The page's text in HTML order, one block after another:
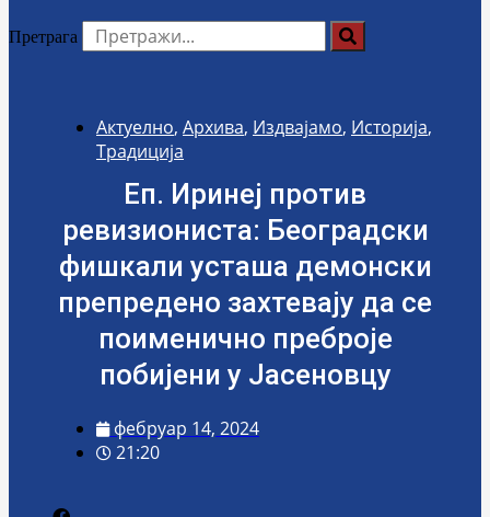
Претрага
Актуелно, Архива, Издвајамо, Историја,
Традиција
Еп. Иринеј против
ревизиониста: Београдски
фишкали усташа демонски
препредено захтевају да се
поименично преброје
побијени у Јасеновцу
фебруар 14, 2024
21:20